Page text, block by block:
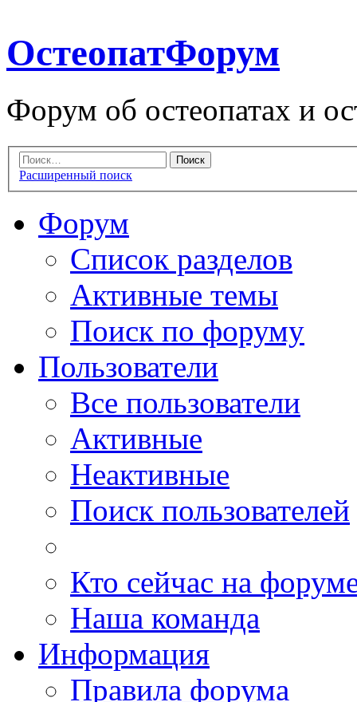
ОстеопатФорум
Форум об остеопатах и
Расширенный поиск
Форум
Список разделов
Активные темы
Поиск по форуму
Пользователи
Все пользователи
Активные
Неактивные
Поиск пользователей
Кто сейчас на
Наша команда
Информация
Правила форума